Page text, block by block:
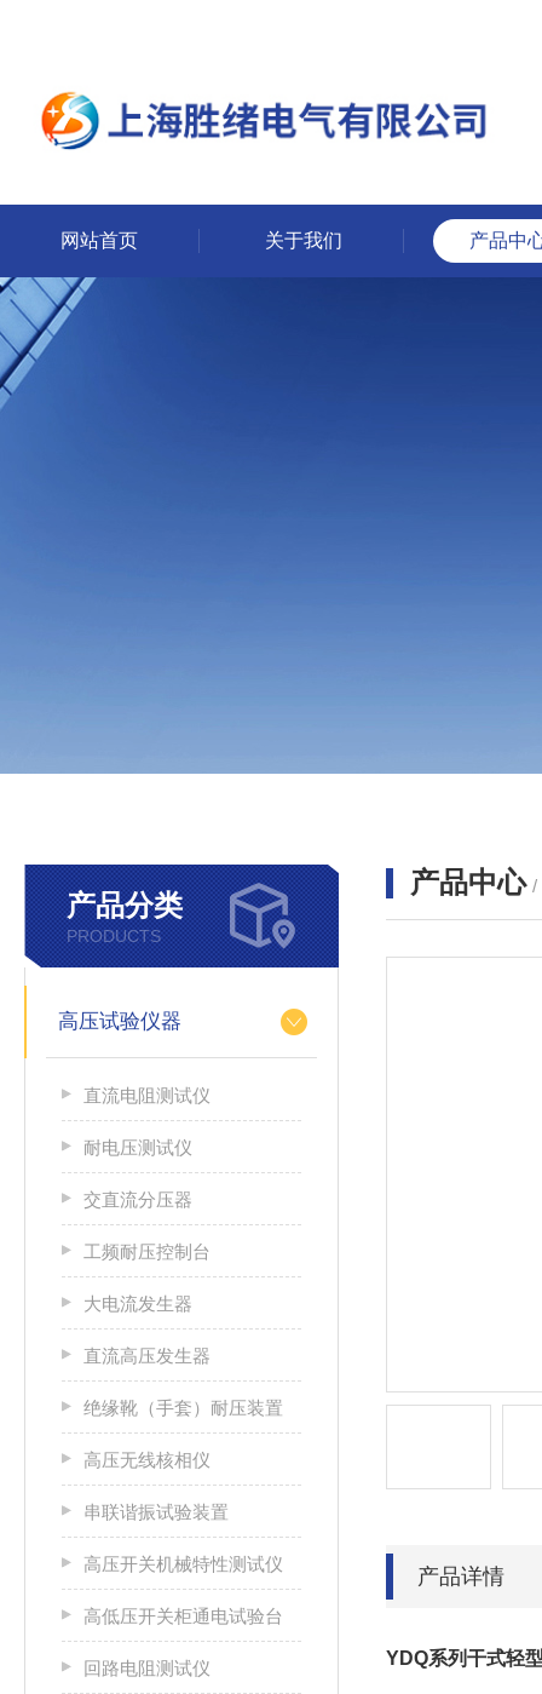
网站首页 关于我们 产品中
产品分类
PRODUCTS
高压试验仪器
直流电阻测试仪
耐电压测试仪
交直流分压器
工频耐压控制台
大电流发生器
直流高压发生器
绝缘靴（手套）耐压装置
高压无线核相仪
串联谐振试验装置
高压开关机械特性测试仪
高低压开关柜通电试验台
回路电阻测试仪
产品中心 /
产品详情
YDQ系列干式轻